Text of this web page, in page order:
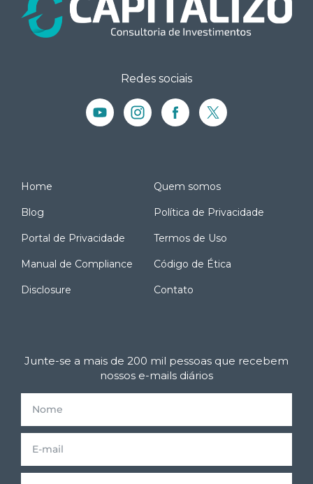
Redes sociais
Home Quem somos
Blog Política de Privacidade
Portal de Privacidade Termos de Uso
Manual de Compliance Código de Ética
Disclosure Contato
Junte-se a mais de 200 mil pessoas que recebem
nossos e-mails diários